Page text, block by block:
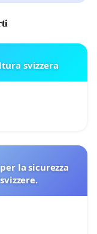
svizzera
la sicurezza